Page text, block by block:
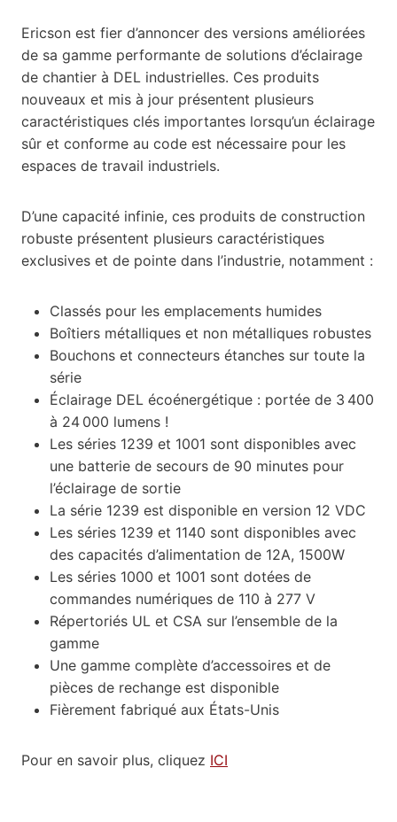
Ericson est fier d’annoncer des versions améliorées
de sa gamme performante de solutions d’éclairage
de chantier à DEL industrielles. Ces produits
nouveaux et mis à jour présentent plusieurs
caractéristiques clés importantes lorsqu’un éclairage
sûr et conforme au code est nécessaire pour les
espaces de travail industriels.
D’une capacité infinie, ces produits de construction
robuste présentent plusieurs caractéristiques
exclusives et de pointe dans l’industrie, notamment :
Classés pour les emplacements humides
Boîtiers métalliques et non métalliques robustes
Bouchons et connecteurs étanches sur toute la
série
Éclairage DEL écoénergétique : portée de 3 400
à 24 000 lumens !
Les séries 1239 et 1001 sont disponibles avec
une batterie de secours de 90 minutes pour
l’éclairage de sortie
La série 1239 est disponible en version 12 VDC
Les séries 1239 et 1140 sont disponibles avec
des capacités d’alimentation de 12A, 1500W
Les séries 1000 et 1001 sont dotées de
commandes numériques de 110 à 277 V
Répertoriés UL et CSA sur l’ensemble de la
gamme
Une gamme complète d’accessoires et de
pièces de rechange est disponible
Fièrement fabriqué aux États-Unis
Pour en savoir plus, cliquez ICI